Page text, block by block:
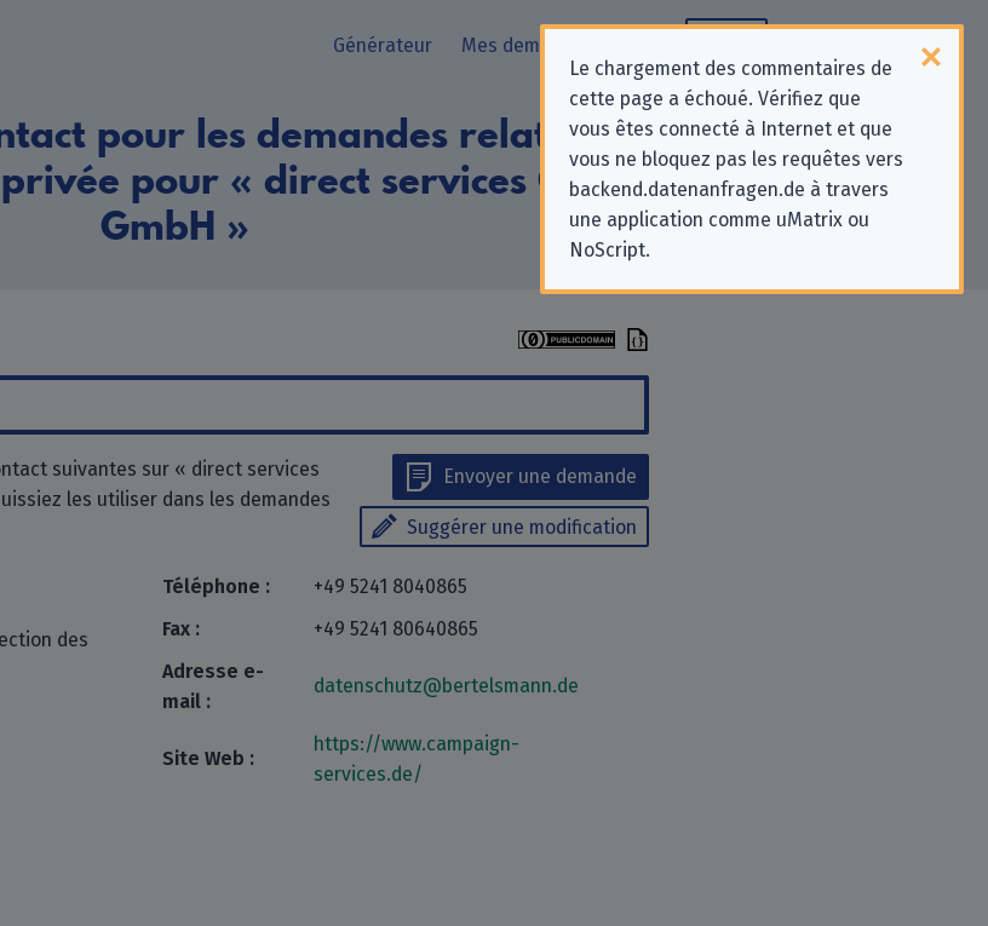
Le chargement des commentaires de
cette page a échoué. Vérifiez que
vous êtes connecté à Internet et que
vous ne bloquez pas les requêtes vers
backend.datenanfragen.de à travers
une application comme uMatrix ou
NoScript.
Générateur Mes demandes
pour les demandes relatives à la
pour « direct services Gütersloh
GmbH »
Envoyer une demande
Suggérer une modification
suivantes sur « direct services
les utiliser dans les demandes
des
Téléphone :
+49 5241 8040865
Fax :
+49 5241 80640865
Adresse e-
mail :
datenschutz@bertelsmann.de
Site Web :
https://www.campaign-
services.de/